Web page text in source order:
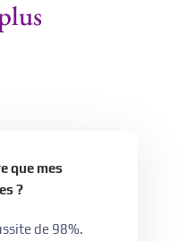
que mes
?
de 98%.